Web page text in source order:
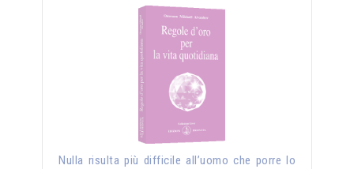
Nulla risulta più difficile all’uomo che porre lo